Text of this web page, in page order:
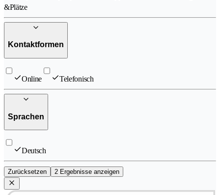
&Plätze
Kontaktformen
Online Telefonisch
Sprachen
Deutsch
Zurücksetzen 2 Ergebnisse anzeigen